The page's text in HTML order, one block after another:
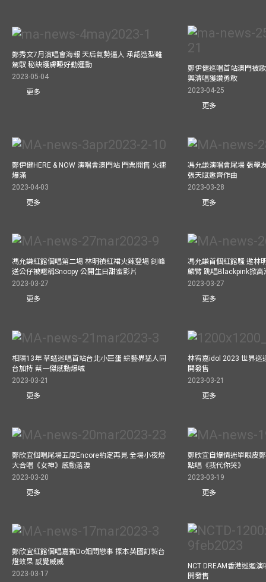
鄭秀文7月演唱會海報 天后氣勢逼人 承認造型難
駕馭 秘訣護膚睡好勤運動
2023-05-04
更多
鄭伊健巡唱首站澳門被
興清唱獲讚勇敢
2023-04-25
更多
鄭伊健HERE & NOW 演唱會澳門站 門票開售 火速
爆滿
2023-04-03
更多
馮允謙演唱會尾場 張學
張天賦邀齊作曲
2023-03-28
更多
馮允謙紅館個唱第二場 林明禎紅裙火辣登場 釗峰
送公仔被暱稱Snoopy 公開生日甜蜜影片
2023-03-27
更多
馮允謙首個紅館騷 邀林
麟臂 跳唱Blackpink掀高
2023-03-27
更多
相隔13年 草蜢巡唱首站台北小巨蛋 綜藝界猛人同
台加持 蔡一傑感動爆喊
2023-03-21
更多
林宥嘉idol 2023 世界巡
開發售
2023-03-21
更多
鄭欣宜個唱尾場五度Encore約定再見 全場小夜燈
大合唱《女神》感動落淚
2023-03-20
更多
鄭欣宜自爆情迷單眼皮
點唱《我代你哭》
2023-03-19
更多
鄭欣宜紅館個唱嘉賓Do姐問戀事 揼本英國訂製台
燈效果 感覺威威
2023-03-17
NCT DREAM香港巡迴
開發售